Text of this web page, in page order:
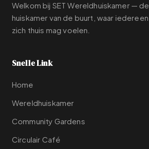
Welkom bij SET Wereldhuiskamer — de
huiskamer van de buurt, waar iedereen
zich thuis mag voelen.
Snelle Link
Home
Wereldhuiskamer
Community Gardens
Circulair Café